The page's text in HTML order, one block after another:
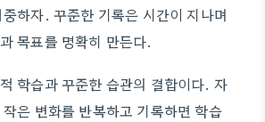
하자. 꾸준한 기록은 시간이 지나며
목표를 명확히 만든다.
학습과 꾸준한 습관의 결합이다. 자
은 변화를 반복하고 기록하면 학습